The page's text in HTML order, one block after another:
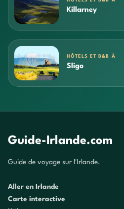
Killarney
HÔTELS ET B&B À
Sligo
Guide-Irlande.com
Guide de voyage sur l'Irlande.
Aller en Irlande
Carte interactive